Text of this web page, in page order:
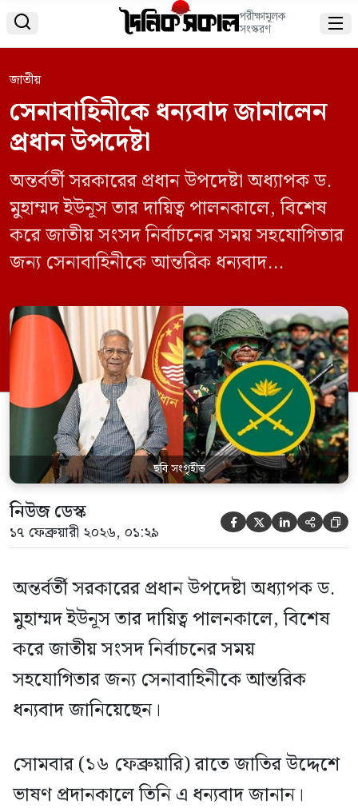
 পরীক্ষামূলক
সংস্করণ 
জাতীয়
সেনাবাহিনীকে ধন্যবাদ জানালেন
প্রধান উপদেষ্টা
অন্তর্বর্তী সরকারের প্রধান উপদেষ্টা অধ্যাপক ড.
মুহাম্মদ ইউনূস তার দায়িত্ব পালনকালে, বিশেষ
করে জাতীয় সংসদ নির্বাচনের সময় সহযোগিতার
জন্য সেনাবাহিনীকে আন্তরিক ধন্যবাদ
জাতির উদ্দেশে ভাষণ প্রদানকালে তিনি এ
ধন্যবাদ জানান। সেনাবাহিনীকে উদ্দেশ্য করে
প্রধান উপদেষ্টা বলেন, অভ্যুত্থান-পরবর্তী এক
উত্তাল সময়ে দেশকে ধীরে ধীরে স্বাভাবিক ধারায়
ফিরিয়ে আনতে আমাদের সশস্ত্র বাহিনীর […]
ছবি সংগৃহীত
নিউজ ডেস্ক
১৭ ফেব্রুয়ারী ২০২৬, ০১:২৯     
অন্তর্বর্তী সরকারের প্রধান উপদেষ্টা অধ্যাপক ড.
মুহাম্মদ ইউনূস তার দায়িত্ব পালনকালে, বিশেষ
করে জাতীয় সংসদ নির্বাচনের সময়
সহযোগিতার জন্য সেনাবাহিনীকে আন্তরিক
ধন্যবাদ জানিয়েছেন।
সোমবার (১৬ ফেব্রুয়ারি) রাতে জাতির উদ্দেশে
ভাষণ প্রদানকালে তিনি এ ধন্যবাদ জানান।